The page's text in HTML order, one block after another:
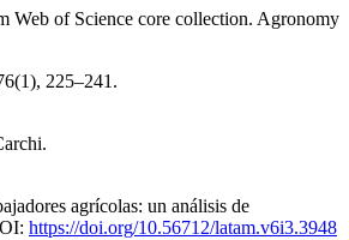
Web of Science core collection. Agronomy
225–241.
agrícolas: un análisis de
https://doi.org/10.56712/latam.v6i3.3948